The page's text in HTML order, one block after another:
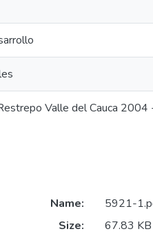
Valle del Cauca
Name:
5921-
Size:
67.83 KB